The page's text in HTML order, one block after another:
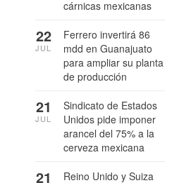
cárnicas mexicanas
Ferrero invertirá 86
mdd en Guanajuato
para ampliar su planta
de producción
22
JUL
Sindicato de Estados
Unidos pide imponer
arancel del 75% a la
cerveza mexicana
21
JUL
Reino Unido y Suiza
21